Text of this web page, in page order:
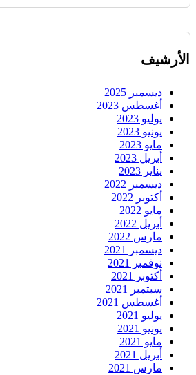
الأرشيف
ديسمبر 2025
أغسطس 2023
يوليو 2023
يونيو 2023
مايو 2023
أبريل 2023
يناير 2023
ديسمبر 2022
أكتوبر 2022
مايو 2022
أبريل 2022
مارس 2022
ديسمبر 2021
نوفمبر 2021
أكتوبر 2021
سبتمبر 2021
أغسطس 2021
يوليو 2021
يونيو 2021
مايو 2021
أبريل 2021
مارس 2021